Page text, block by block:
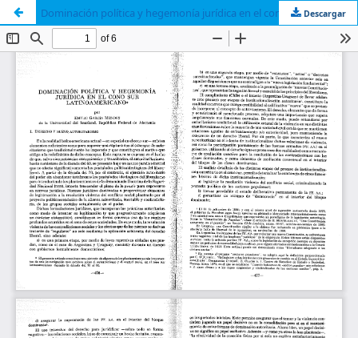
Dominación política y hegemonía jurídica en el cono sur latinoamericano
Descargar